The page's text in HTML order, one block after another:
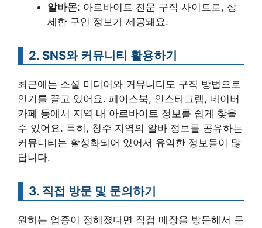
알바몬: 아르바이트 전문 구직 사이트로, 상
세한 구인 정보가 제공돼요.
2. SNS와 커뮤니티 활용하기
최근에는 소셜 미디어와 커뮤니티도 구직 방법으로
인기를 끌고 있어요. 페이스북, 인스타그램, 네이버
카페 등에서 지역 내 아르바이트 정보를 쉽게 찾을
수 있어요. 특히, 청주 지역의 알바 정보를 공유하는
커뮤니티는 활성화되어 있어서 유익한 정보들이 많
답니다.
3. 직접 방문 및 문의하기
원하는 업종이 정해졌다면 직접 매장을 방문해서 문